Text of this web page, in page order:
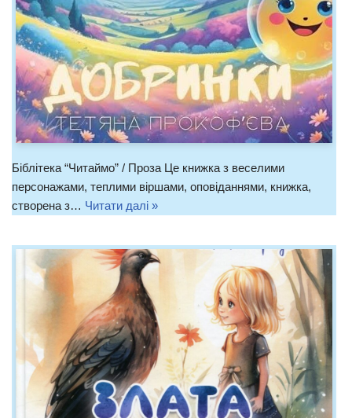
Біблітека “Читаймо” / Проза Це книжка з веселими
персонажами, теплими віршами, оповіданнями, книжка,
створена з… Читати далі »